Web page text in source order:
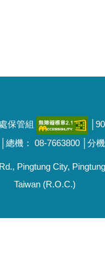
保管組
總機： 08-7663800 │分
Pingtung City,
Taiwan (R.O.C.)